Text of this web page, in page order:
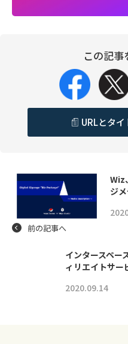
この記事
URLとタ
Wiz
ジ
前の記事へ
インタースペー
ィリエイトサ
2020.09.14